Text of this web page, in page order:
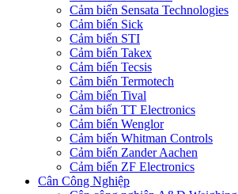
Cảm biến Sensata Technologies
Cảm biến Sick
Cảm biến STI
Cảm biến Takex
Cảm biến Tecsis
Cảm biến Termotech
Cảm biến Tival
Cảm biến TT Electronics
Cảm biến Wenglor
Cảm biến Whitman Controls
Cảm biến Zander Aachen
Cảm biến ZF Electronics
Cân Công Nghiệp